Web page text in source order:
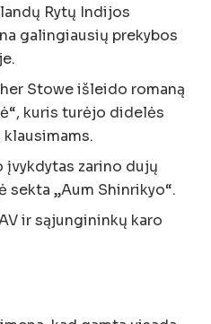
Rytų Indijos
galingiausių prekybos
Stowe išleido romaną
kuris turėjo didelės
įvykdytas zarino dujų
sekta „Aum Shinrikyo“.
ir sąjungininkų karo